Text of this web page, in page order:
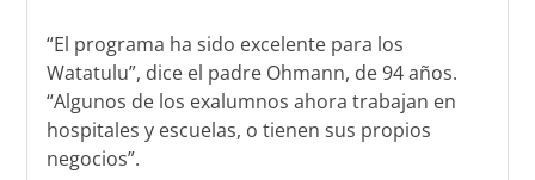
“El programa ha sido excelente para los
Watatulu”, dice el padre Ohmann, de 94 años.
“Algunos de los exalumnos ahora trabajan en
hospitales y escuelas, o tienen sus propios
negocios”.